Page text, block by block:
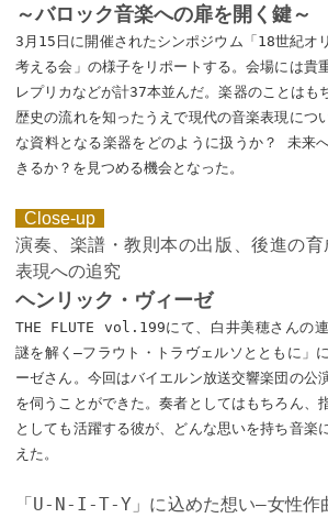
～バロック音楽への扉を開く鍵～
3月15日に開催されたシンポジウム「18世紀オ
考える会」の様子をリポートする。会場には貴
レプリカなどが計37本並んだ。楽器のことはも
歴史の流れを知ったうえで現代の音楽表現につ
な資料となる楽器をどのように扱うか？ 未来
きるか？を見つめる機会となった。
Close-up
演奏、楽譜・教則本の出版、後進の
表現への追究
ヘンリック・ヴィーゼ
THE FLUTE vol.199にて、白井美穂さんの
謎を解く—フラウト・トラヴェルソとともに」
ーゼさん。今回はバイエルン放送交響楽団の公
を伺うことができた。奏者としてはもちろん、
としても活躍する彼が、どんな思いを持ち音楽
えた。
「U-N-I-T-Y」に込めた想い—女性作